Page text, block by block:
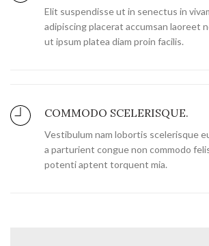
Elit suspendisse ut in senectus in
adipiscing placerat accumsan laoreet
ut ipsum platea diam proin facilis.
COMMODO SCELERISQUE.
Vestibulum nam lobortis scelerisque
a parturient congue non commodo
potenti aptent torquent mia.